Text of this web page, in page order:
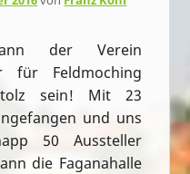
der Verein
für Feldmoching
sein! Mit 23
und uns
50 Aussteller
die Faganahalle